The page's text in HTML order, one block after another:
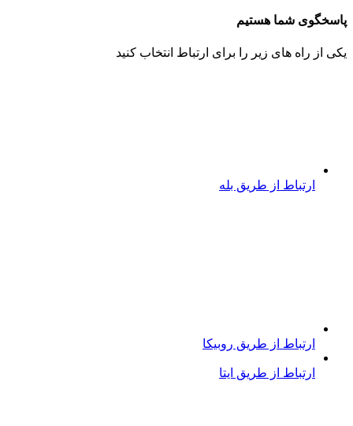
پاسخگوی شما هستیم
یکی از راه های زیر را برای ارتباط انتخاب کنید
ارتباط از طریق بله
ارتباط از طریق روبیکا
ارتباط از طریق ایتا